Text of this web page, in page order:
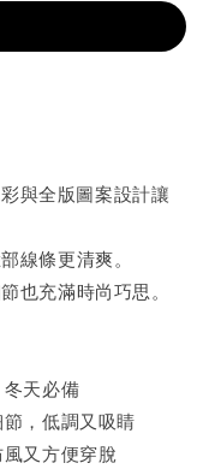
與全版圖案設計讓
線條更清爽。
也充滿時尚巧思。
天必備
，低調又吸睛
又方便穿脫